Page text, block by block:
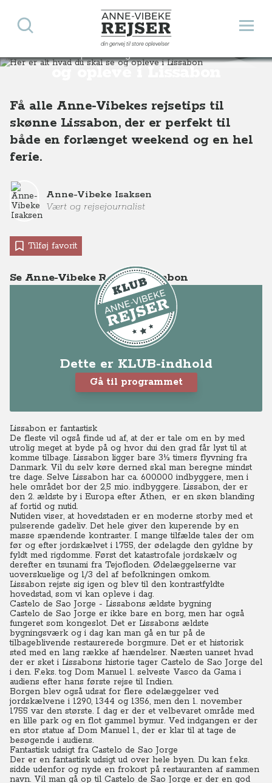
Anne-Vibeke Rejser
din genvej til store oplevelser
Åbn
Søg
Her er alt hvad du skal se
og opleve i Lissabon
Destinationer Europa Portugal Her er alt hvad du skal se og opleve i Lissabon
Få alle Anne-Vibekes rejsetips til
skønne Lissabon, der er perfekt til
både en forlænget weekend og en hel
ferie.
Anne-Vibeke Isaksen
Vært og rejsejournalist
Tilføj favorit
Se Anne-Vibeke Rejser - Lissabon
Dette er KLUB-indhold
Gå til programmet
Lissabon er fantastisk
De fleste vil også finde ud af, at der er tale om en by med
utrolig meget at byde på og hvor dui den grad får lyst til at
komme tilbage. Lissabon ligger bare 3½ timers flyvning fra
Danmark. Vil du selv køre derned skal man beregne mindst
tre dage. Selve Lissabon har ca. 600.000 indbyggere, men i
hele området bor der 2,5 mio. indbyggere. Lissabon, der er
den 2. ældste by i Europa efter Athen, er en skøn blanding
af fortid og nutid.
Nutiden viser, at hovedstaden er en moderne storby med et
pulserende gadeliv. Det hele giver den kuperende by en
masse spændende kontraster. I mange tilfælde tales der om
før og efter jordskælvet i 1755, der ødelagde den gyldne by
fyldt med rigdomme. Først det katastrofale jordskælv og
derefter en tsunami fra Tejofloden. Ødelæggelserne var
uoverskuelige og 1/3 del af befolkningen omkom.
Lissabon rejste sig igen og blev til den kontrastfyldte
hovedstad, som vi kan opleve i dag.
Castelo de Sao Jorge - Lissabons ældste bygning
Castelo de Sao Jorge er ikke bare en borg, men har også
fungeret som kongeslot. Det er Lissabons ældste
bygningsværk og i dag kan man gå en tur på de
tilbageblivende restaurerede borgmure. Det er et historisk
sted med en lang række af hændelser. Næsten uanset hvad
der er sket i Lissabons historie tager Castelo de Sao Jorge del
i den. F.eks. tog Dom Manuel 1. selveste Vasco da Gama i
audiens efter hans første rejse til Indien.
Borgen blev også udsat for flere ødelæggelser ved
jordskælvene i 1290, 1344 og 1356, men den 1. november
1755 var den største. I dag er der et velbevaret område med
en lille park og en flot gammel bymur. Ved indgangen er der
en stor statue af Dom Manuel 1., der er klar til at tage de
besøgende i audiens.
Fantastisk udsigt fra Castelo de Sao Jorge
Der er en fantastisk udsigt ud over hele byen. Du kan f.eks.
sidde udenfor og nyde en frokost på restauranten af sammen
navn. Vil man gå op til Castelo de Sao Jorge er der en god